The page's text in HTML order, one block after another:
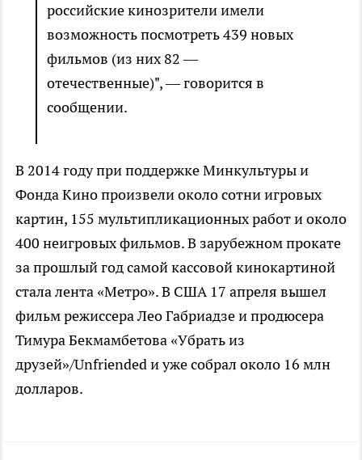
российские кинозрители имели
возможность посмотреть 439 новых
фильмов (из них 82 —
отечественные)", — говорится в
сообщении.
В 2014 году при поддержке Минкультуры и
Фонда Кино произвели около сотни игровых
картин, 155 мультипликационных работ и около
400 неигровых фильмов. В зарубежном прокате
за прошлый год самой кассовой кинокартиной
стала лента «Метро». В США 17 апреля вышел
фильм режиссера Лео Габриадзе и продюсера
Тимура Бекмамбетова «Убрать из
друзей»/Unfriended и уже собрал около 16 млн
долларов.